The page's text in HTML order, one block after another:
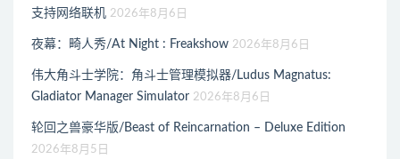
支持网络联机 2026年8月6日
夜幕：畸人秀/At Night : Freakshow 2026年8月6日
伟大角斗士学院：角斗士管理模拟器/Ludus Magnatus:
Gladiator Manager Simulator 2026年8月6日
轮回之兽豪华版/Beast of Reincarnation – Deluxe Edition
2026年8月5日